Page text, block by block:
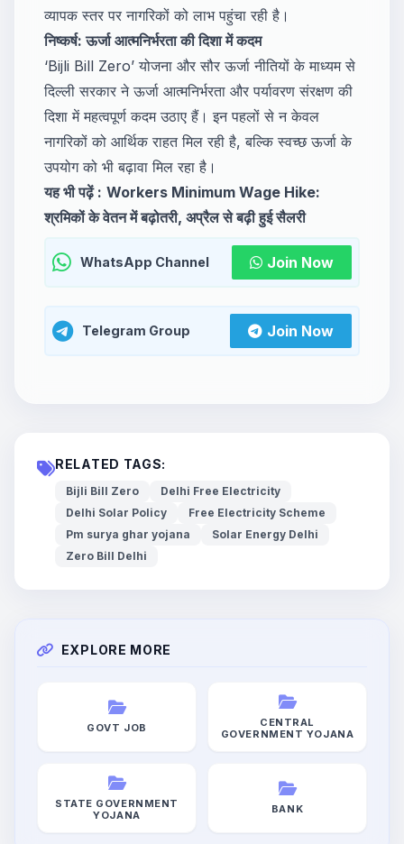
व्यापक स्तर पर नागरिकों को लाभ पहुंचा रही है।
निष्कर्ष: ऊर्जा आत्मनिर्भरता की दिशा में कदम
‘Bijli Bill Zero’ योजना और सौर ऊर्जा नीतियों के माध्यम से
दिल्ली सरकार ने ऊर्जा आत्मनिर्भरता और पर्यावरण संरक्षण की
दिशा में महत्वपूर्ण कदम उठाए हैं। इन पहलों से न केवल
नागरिकों को आर्थिक राहत मिल रही है, बल्कि स्वच्छ ऊर्जा के
उपयोग को भी बढ़ावा मिल रहा है।
यह भी पढ़ें : Workers Minimum Wage Hike:
श्रमिकों के वेतन में बढ़ोतरी, अप्रैल से बढ़ी हुई सैलरी
WhatsApp Channel Join Now
Telegram Group Join Now
RELATED TAGS:
Bijli Bill Zero
Delhi Free Electricity
Delhi Solar Policy
Free Electricity Scheme
Pm surya ghar yojana
Solar Energy Delhi
Zero Bill Delhi
EXPLORE MORE
GOVT JOB
CENTRAL
GOVERNMENT YOJANA
STATE GOVERNMENT
YOJANA
BANK